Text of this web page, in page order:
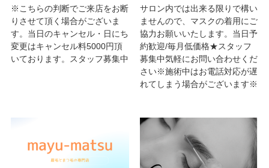
※こちらの判断でご来店をお断
りさせて頂く場合がございま
す。当日のキャンセル・日にち
変更はキャンセル料5000円頂
いております。スタッフ募集中
サロン内では出来る限りで構い
ませんので、マスクの着用にご
協力お願いいたします。当日予
約歓迎/毎月低価格★スタッフ
募集中気軽にお問い合わせくだ
さい※施術中はお電話対応が遅
れてしまう場合がございます※